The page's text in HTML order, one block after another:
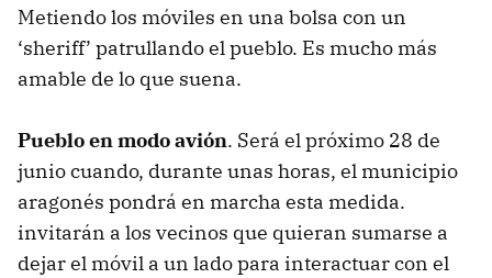
Metiendo los móviles en una bolsa con un
‘sheriff’ patrullando el pueblo. Es mucho más
amable de lo que suena.
Pueblo en modo avión. Será el próximo 28 de
junio cuando, durante unas horas, el municipio
aragonés pondrá en marcha esta medida.
invitarán a los vecinos que quieran sumarse a
dejar el móvil a un lado para interactuar con el